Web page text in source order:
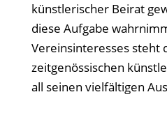
künstlerischer Beirat
diese Aufgabe
Vereinsinteresses steht
zeitgenössischen
all seinen vielfältigen